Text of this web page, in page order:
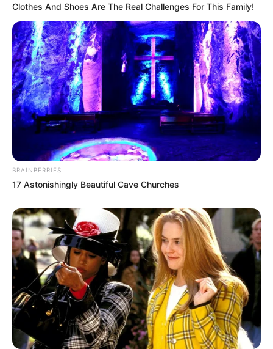
Clothes And Shoes Are The Real Challenges For This Family!
BRAINBERRIES
17 Astonishingly Beautiful Cave Churches